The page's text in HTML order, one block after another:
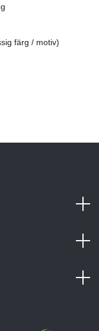
färg / motiv)